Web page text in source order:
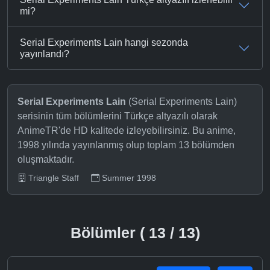
mi?
Serial Experiments Lain hangi sezonda
yayınlandı?
Serial Experiments Lain (Serial Experiments Lain)
serisinin tüm bölümlerini Türkçe altyazılı olarak
AnimeTR'de HD kalitede izleyebilirsiniz. Bu anime,
1998 yılında yayınlanmış olup toplam 13 bölümden
oluşmaktadır.
Triangle Staff Summer 1998
Bölümler ( 13 / 13)